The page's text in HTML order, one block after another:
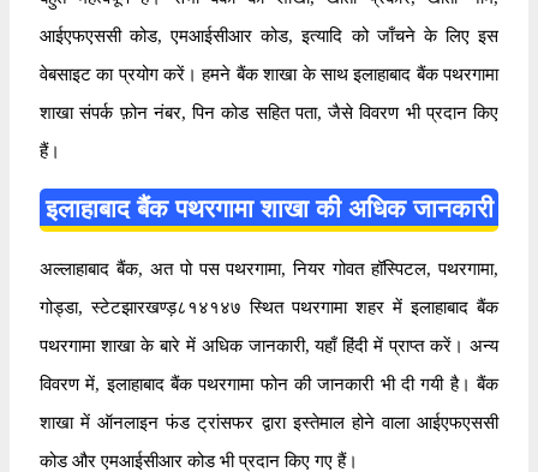
आईएफएससी कोड, एमआईसीआर कोड, इत्यादि को जाँचने के लिए इस
वेबसाइट का प्रयोग करें। हमने बैंक शाखा के साथ इलाहाबाद बैंक पथरगामा
शाखा संपर्क फ़ोन नंबर, पिन कोड सहित पता, जैसे विवरण भी प्रदान किए
हैं।
इलाहाबाद बैंक पथरगामा शाखा की अधिक जानकारी
अल्लाहाबाद बैंक, अत पो पस पथरगामा, नियर गोवत हॉस्पिटल, पथरगामा,
गोड्डा, स्टेटझारखण्ड़८१४१४७ स्थित पथरगामा शहर में इलाहाबाद बैंक
पथरगामा शाखा के बारे में अधिक जानकारी, यहाँ हिंदी में प्राप्त करें। अन्य
विवरण में, इलाहाबाद बैंक पथरगामा फोन की जानकारी भी दी गयी है। बैंक
शाखा में ऑनलाइन फंड ट्रांसफर द्वारा इस्तेमाल होने वाला आईएफएससी
कोड और एमआईसीआर कोड भी प्रदान किए गए हैं।